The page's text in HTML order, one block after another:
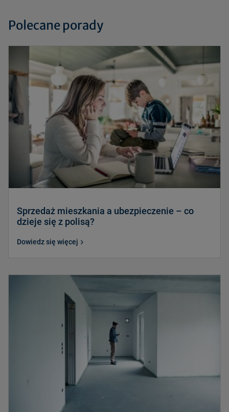
Polecane porady
Sprzedaż mieszkania a ubezpieczenie – co
dzieje się z polisą?
Dowiedz się więcej